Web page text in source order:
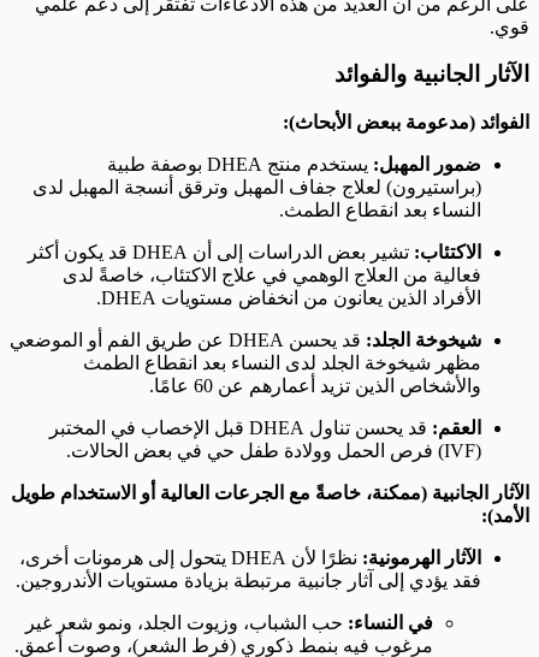
على الرغم من أن العديد من هذه الادعاءات تفتقر إلى دعم علمي
قوي.
الآثار الجانبية والفوائد
الفوائد (مدعومة ببعض الأبحاث):
ضمور المهبل:
يستخدم منتج DHEA بوصفة طبية
(براستيرون) لعلاج جفاف المهبل وترقق أنسجة المهبل لدى
النساء بعد انقطاع الطمث.
الاكتئاب:
تشير بعض الدراسات إلى أن DHEA قد يكون أكثر
فعالية من العلاج الوهمي في علاج الاكتئاب، خاصةً لدى
الأفراد الذين يعانون من انخفاض مستويات DHEA.
شيخوخة الجلد:
قد يحسن DHEA عن طريق الفم أو الموضعي
مظهر شيخوخة الجلد لدى النساء بعد انقطاع الطمث
والأشخاص الذين تزيد أعمارهم عن 60 عامًا.
العقم:
قد يحسن تناول DHEA قبل الإخصاب في المختبر
(IVF) فرص الحمل وولادة طفل حي في بعض الحالات.
الآثار الجانبية (ممكنة، خاصةً مع الجرعات العالية أو الاستخدام طويل
الأمد):
الآثار الهرمونية:
نظرًا لأن DHEA يتحول إلى هرمونات أخرى،
فقد يؤدي إلى آثار جانبية مرتبطة بزيادة مستويات الأندروجين.
في النساء: حب الشباب، وزيوت الجلد، ونمو شعر غير
مرغوب فيه بنمط ذكوري (فرط الشعر)، وصوت أعمق.